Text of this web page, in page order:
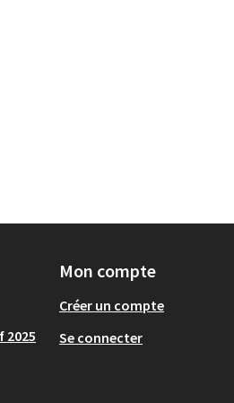
Mon compte
Créer un compte
Se connecter